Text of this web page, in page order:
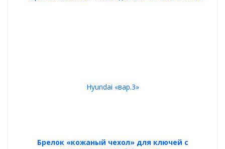
Брелок «кожаный чехол» для ключей с